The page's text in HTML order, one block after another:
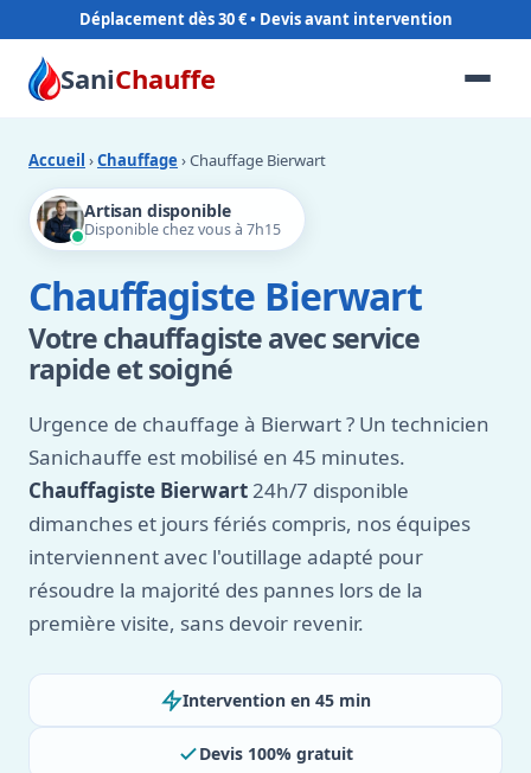
Déplacement dès 30 €
SaniChauffe
Accueil ›Chauffage › Chauffage Bierwart
Artisan disponible
Disponible chez vous à 7h15
Chauffagiste Bierwart
Votre chauffagiste avec service
rapide et soigné
Urgence de chauffage à Bierwart ? Un technicien
Sanichauffe est mobilisé en 45 minutes.
Chauffagiste Bierwart24h/7 disponible
dimanches et jours fériés compris, nos équipes
interviennent avec l'outillage adapté pour
résoudre la majorité des pannes lors de la
première visite, sans devoir revenir.
Intervention en 45 min
Devis 100% gratuit